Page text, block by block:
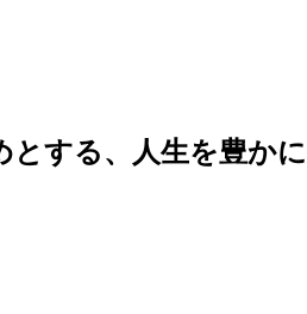
とする、人生を豊か